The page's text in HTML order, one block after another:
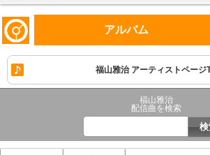
アルバム
福山雅治 アーティストページ
福山雅治
配信曲を検索